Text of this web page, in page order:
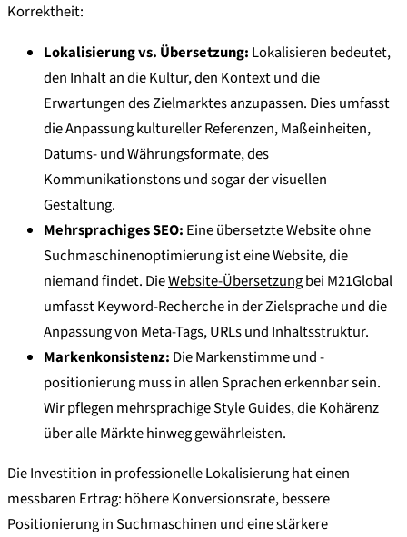
Korrektheit:
Lokalisierung vs. Übersetzung: Lokalisieren bedeutet,
den Inhalt an die Kultur, den Kontext und die
Erwartungen des Zielmarktes anzupassen. Dies umfasst
die Anpassung kultureller Referenzen, Maßeinheiten,
Datums- und Währungsformate, des
Kommunikationstons und sogar der visuellen
Gestaltung.
Mehrsprachiges SEO: Eine übersetzte Website ohne
Suchmaschinenoptimierung ist eine Website, die
niemand findet. DieWebsite-Übersetzungbei M21Global
umfasst Keyword-Recherche in der Zielsprache und die
Anpassung von Meta-Tags, URLs und Inhaltsstruktur.
Markenkonsistenz: Die Markenstimme und -
positionierung muss in allen Sprachen erkennbar sein.
Wir pflegen mehrsprachige Style Guides, die Kohärenz
über alle Märkte hinweg gewährleisten.
Die Investition in professionelle Lokalisierung hat einen
messbaren Ertrag: höhere Konversionsrate, bessere
Positionierung in Suchmaschinen und eine stärkere